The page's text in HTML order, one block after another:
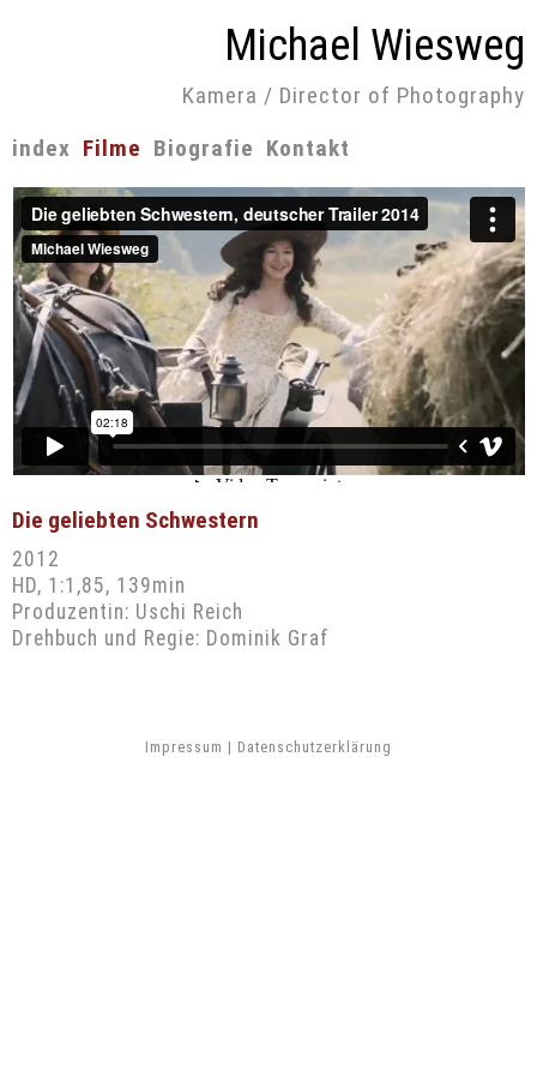
Michael Wiesweg
Kamera / Director of Photography
Navigation
index Filme Biografie Kontakt
Die geliebten Schwestern
2012
HD, 1:1,85, 139min
Produzentin: Uschi Reich
Drehbuch und Regie: Dominik Graf
Impressum | Datenschutzerklärung